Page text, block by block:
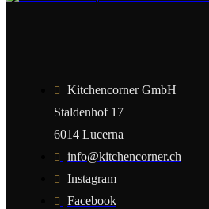
Kitchencorner GmbH
Staldenhof 17
6014 Lucerna
info@kitchencorner.ch
Instagram
Facebook